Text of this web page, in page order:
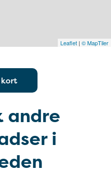
Leaflet | © MapTiler
kort
andre
i